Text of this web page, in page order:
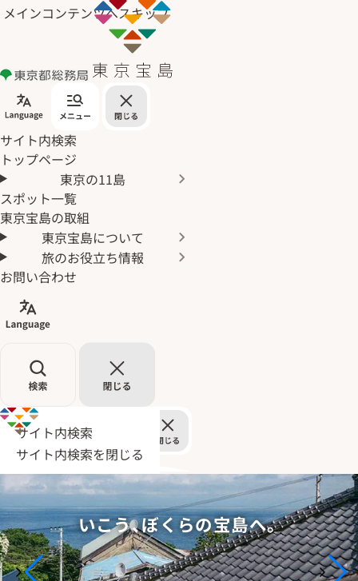
メインコンテンツへスキップ
サイト内検索
トップページ
東京の11島
スポット一覧
東京宝島の取組
東京宝島について
旅のお役立ち情報
お問い合わせ
サイト内検索
サイト内検索を閉じる
いこう、ぼくらの宝島へ。